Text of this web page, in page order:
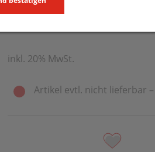
inkl. 20% MwSt.
Artikel evtl. nicht lieferbar